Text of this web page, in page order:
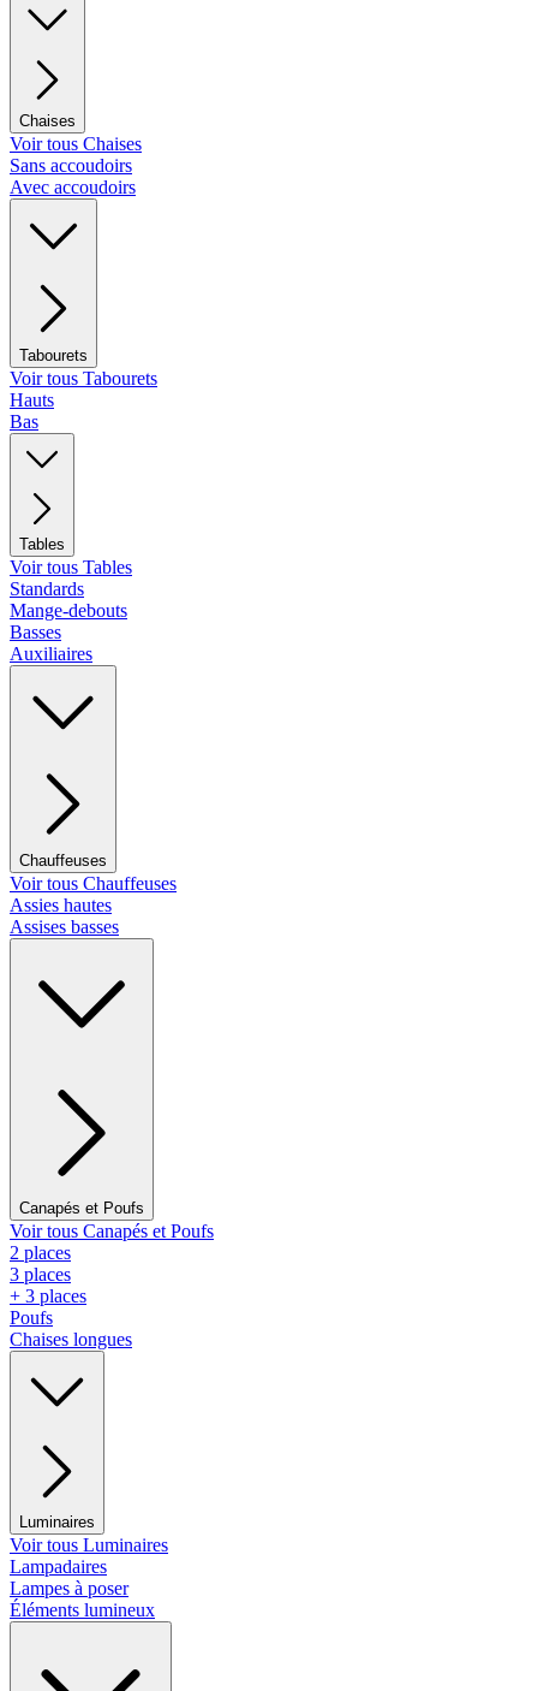
Chaises
Voir tous Chaises
Sans accoudoirs
Avec accoudoirs
Tabourets
Voir tous Tabourets
Hauts
Bas
Tables
Voir tous Tables
Standards
Mange-debouts
Basses
Auxiliaires
Chauffeuses
Voir tous Chauffeuses
Assies hautes
Assises basses
Canapés et Poufs
Voir tous Canapés et Poufs
2 places
3 places
+ 3 places
Poufs
Chaises longues
Luminaires
Voir tous Luminaires
Lampadaires
Lampes à poser
Éléments lumineux